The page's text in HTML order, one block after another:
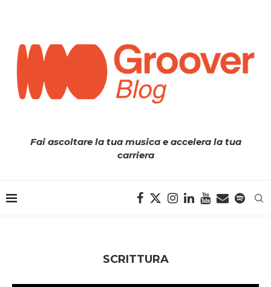
Fai ascoltare la tua musica e accelera la tua
carriera
SCRITTURA